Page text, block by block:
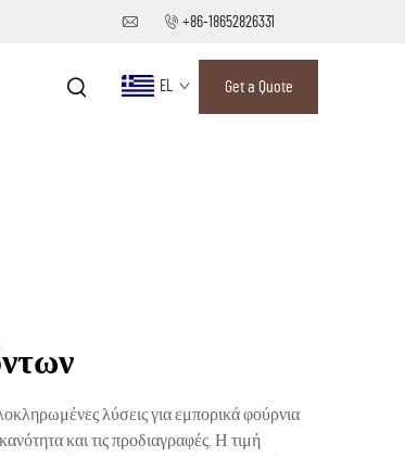
+86-18652826331
EL Get a Quote
λύσεις για εμπορικά φούρνια
και τις προδιαγραφές. Η τιμή